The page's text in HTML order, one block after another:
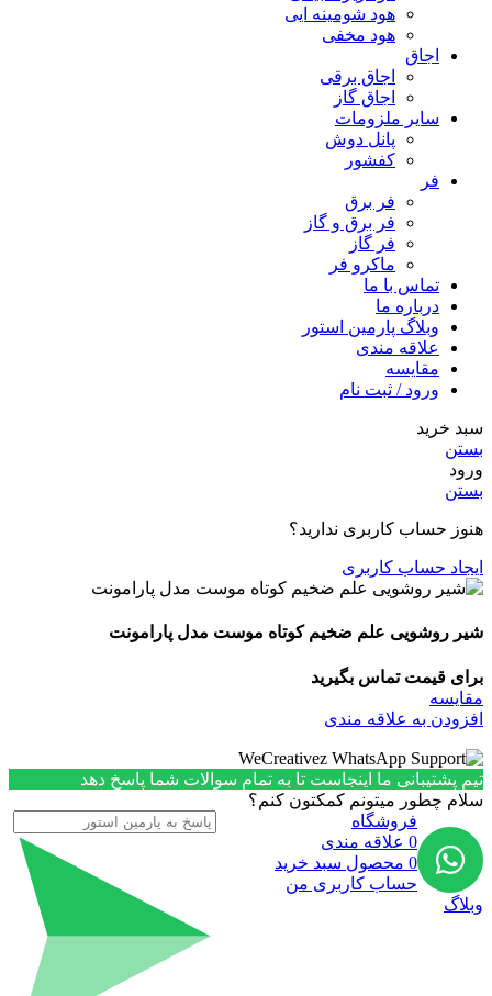
هود شومینه ایی
هود مخفى
اجاق
اجاق برقى
اجاق گاز
سایر ملزومات
پانل دوش
کفشور
فر
فر برق
فر برق و گاز
فر گاز
ماكرو فر
تماس با ما
درباره ما
وبلاگ پارمین استور
علاقه مندی
مقایسه
ورود / ثبت نام
سبد خرید
بستن
ورود
بستن
هنوز حساب کاربری ندارید؟
ایجاد حساب کاربری
شیر روشویی علم ضخیم کوتاه موست مدل پارامونت
برای قیمت تماس بگیرید
مقایسه
افزودن به علاقه مندی
تیم پشتیبانی ما اینجاست تا به تمام سوالات شما پاسخ دهد
سلام چطور میتونم کمکتون کنم؟
فروشگاه
0 علاقه مندی
0 محصول سبد خرید
حساب کاربری من
وبلاگ